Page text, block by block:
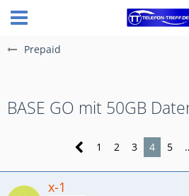
Prepaid
BASE GO mit 50GB
1 2 3 4 5
x-1